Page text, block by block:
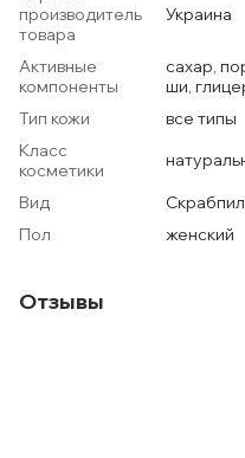
производитель
товара
Украина
Активные
компоненты
сахар,
ши,
Тип кожи
все типы
Класс
косметики
Вид
Пол
женский
Отзывы